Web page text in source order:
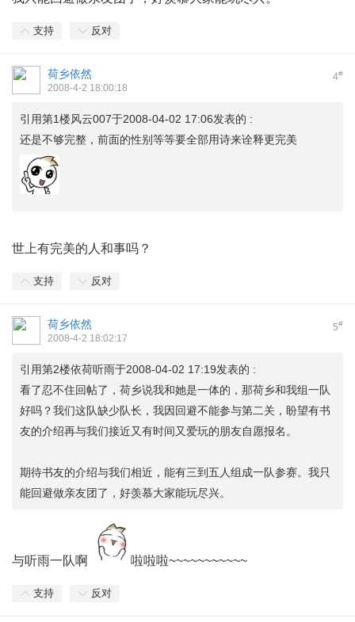
支持 反对
4#
荷乡依然
2008-4-2 18:00:18
引用第1楼风云007于2008-04-02 17:06发表的 :
还是不够完整，前面的性别等等要全部用诗来诠释更完美
世上有完美的人和事吗？
支持 反对
5#
荷乡依然
2008-4-2 18:02:17
引用第2楼依荷听雨于2008-04-02 17:19发表的 :
看了忍不住回帖了，荷乡说我和她是一体的，那荷乡和我组一队
好吗？我们这队缺少队长，我因回避不能参与第二关，盼望有书
友的介绍再与我们接近又有时间又爱玩的朋友自愿报名。
期待书友的介绍与我们相近，能有三到五人组成一队参赛。我只
能回避做亲友团了，好羡慕大家能玩尽兴。
与听雨一队啊 啦啦啦~~~~~~~~~~~
支持 反对